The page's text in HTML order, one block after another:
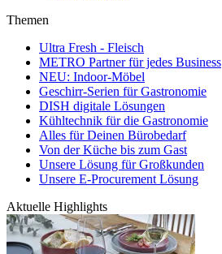
Themen
Ultra Fresh - Fleisch
METRO Partner für jedes Business
NEU: Indoor-Möbel
Geschirr-Serien für Gastronomie
DISH digitale Lösungen
Kühltechnik für die Gastronomie
Alles für Deinen Bürobedarf
Von der Küche bis zum Gast
Unsere Lösung für Großkunden
Unsere E-Procurement Lösung
Aktuelle Highlights